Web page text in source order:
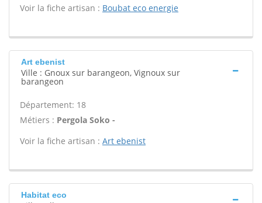
Voir la fiche artisan : Boubat eco energie
Art ebenist
Ville : Gnoux sur barangeon, Vignoux sur
barangeon
Département: 18
Métiers : Pergola Soko -
Voir la fiche artisan : Art ebenist
Habitat eco